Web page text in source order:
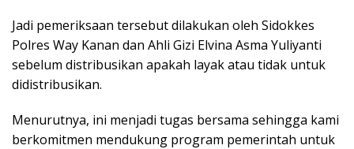
Jadi pemeriksaan tersebut dilakukan oleh Sidokkes
Polres Way Kanan dan Ahli Gizi Elvina Asma Yuliyanti
sebelum distribusikan apakah layak atau tidak untuk
didistribusikan.
Menurutnya, ini menjadi tugas bersama sehingga kami
berkomitmen mendukung program pemerintah untuk